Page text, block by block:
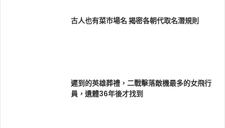
古人也有菜市場名 揭密各朝代取名潛規則
遲到的英雄葬禮，二戰擊落敵機最多的女飛行
員，遺體36年後才找到